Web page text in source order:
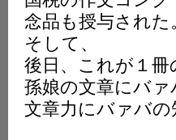
念品も授与された
そして、
後日、これが１冊
孫娘の文章にバ
文章力にバァバ